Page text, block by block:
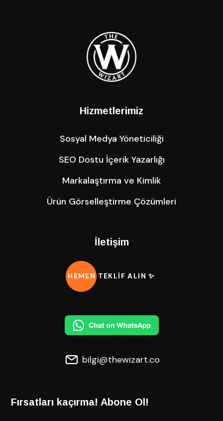
Hizmetlerimiz
Sosyal Medya Yöneticiliği
SEO Dostu İçerik Yazarlığı
Markalaştırma ve Kimlik
Ürün Görselleştirme Çözümleri
İletişim
HEMEN TEKLİF ALIN ✨
bilgi@thewizart.co
Fırsatları kaçırma! Abone Ol!